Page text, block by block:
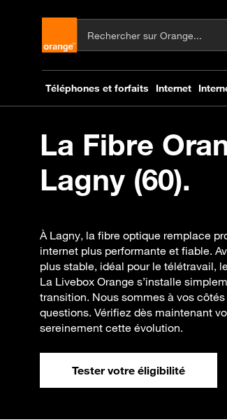
La Fibre
Lagny (60).
À Lagny, la fibre optique remplace
internet plus performante et fiable.
plus stable, idéal pour le télétravail,
La Livebox Orange s’installe
transition. Nous sommes à vos
questions. Vérifiez dès maintenant
sereinement cette évolution.
Tester votre éligibilité